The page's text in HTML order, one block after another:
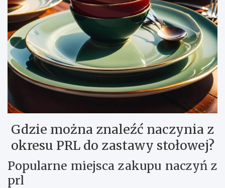
Gdzie można znaleźć naczynia z
okresu PRL do zastawy stołowej?
Popularne miejsca zakupu naczyń z
prl